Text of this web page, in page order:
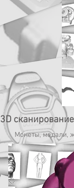
3D
Монеты, медали,